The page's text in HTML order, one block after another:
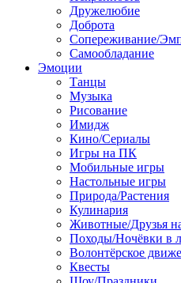
Дружелюбие
Доброта
Сопереживание/
Самообладание
Эмоции
Танцы
Музыка
Рисование
Имидж
Кино/Сериалы
Игры на ПК
Мобильные игры
Настольные игры
Природа/Растения
Кулинария
Животные/Друзья
Походы/Ночёвки в
Волонтёрское
Квесты